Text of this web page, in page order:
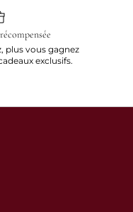
plus vous gagnez
exclusifs.